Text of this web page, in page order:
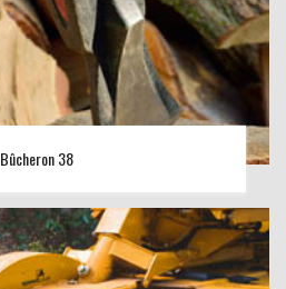
Bûcheron 38